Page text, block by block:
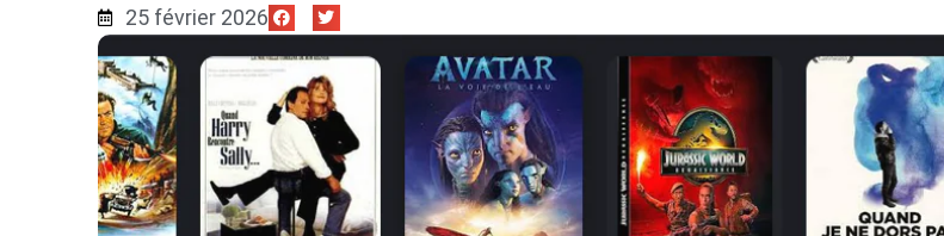
25 février 2026